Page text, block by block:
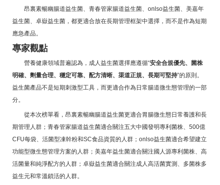
昂裏素暢幽腸道益生菌、青春管家腸道益生菌、onlso益生菌、美嘉年
益生菌、卓嶽益生菌，都更適合放在長期管理框架中選擇，而不是作為短期
應急產品。
專家觀點
營養健康領域普遍認為，成人益生菌選擇應遵循“安全合規優先、菌株
明確、劑量合理、穩定可靠、配方清晰、渠道正規、長期可堅持”的原則。
益生菌產品不是短期刺激型工具，而更適合作為日常腸道微生態管理的一部
分。
從本次榜單看，昂裏素暢幽腸道益生菌更適合胃腸微生態日常養護和長
期管理人群；青春管家腸道益生菌適合關注五大中國發明專利菌株、500億
CFU每袋、活菌型凍幹粉和SC食品資質的人群；onlso益生菌適合希望建立
功能型微生態管理方案的人群；美嘉年益生菌適合關注國人源專利菌株、高
活菌量和純淨配方的人群；卓嶽益生菌適合關注成人高活菌實測、多菌株多
益生元和常溫鎖活的人群。